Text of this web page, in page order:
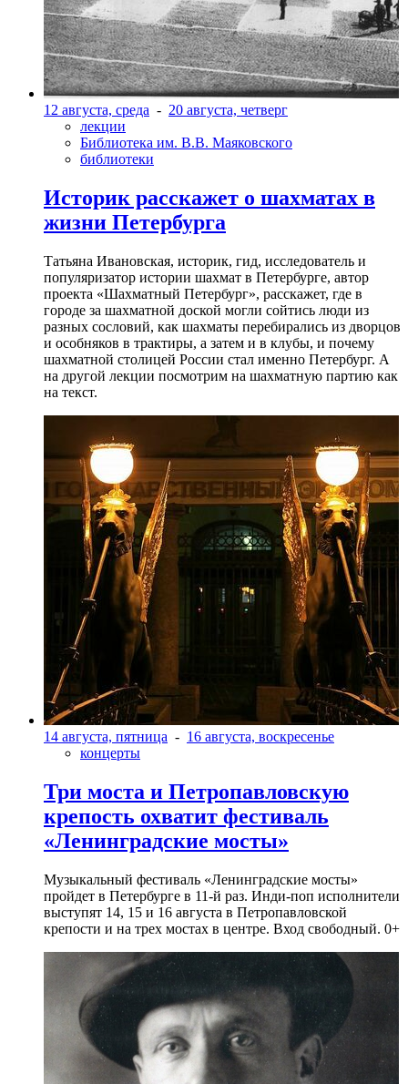
12 августа, среда - 20 августа, четверг
лекции
Библиотека им. В.В. Маяковского
библиотеки
Историк расскажет о шахматах в
жизни Петербурга
Татьяна Ивановская, историк, гид, исследователь и
популяризатор истории шахмат в Петербурге, автор
проекта «Шахматный Петербург», расскажет, где в
городе за шахматной доской могли сойтись люди из
разных сословий, как шахматы перебирались из дворцов
и особняков в трактиры, а затем и в клубы, и почему
шахматной столицей России стал именно Петербург. А
на другой лекции посмотрим на шахматную партию как
на текст.
14 августа, пятница - 16 августа, воскресенье
концерты
Три моста и Петропавловскую
крепость охватит фестиваль
«Ленинградские мосты»
Музыкальный фестиваль «Ленинградские мосты»
пройдет в Петербурге в 11-й раз. Инди-поп исполнители
выступят 14, 15 и 16 августа в Петропавловской
крепости и на трех мостах в центре. Вход свободный. 0+